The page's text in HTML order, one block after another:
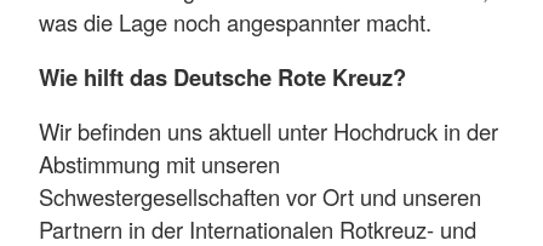
was die Lage noch angespannter macht.
Wie hilft das Deutsche Rote Kreuz?
Wir befinden uns aktuell unter Hochdruck in der
Abstimmung mit unseren
Schwestergesellschaften vor Ort und unseren
Partnern in der Internationalen Rotkreuz- und